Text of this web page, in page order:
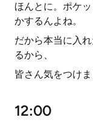
ほんとに。ポケ
かするんよね。
だから本当に入
るから、
皆さん気をつけ
12:00